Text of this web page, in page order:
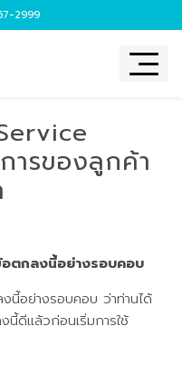
2999
ารของลูกค้า
ตกลงนี้อย่างรอบคอบ
นี้อย่างรอบคอบ ว่าท่านได้
นี้ดีแล้วก่อนเริ่มการใช้